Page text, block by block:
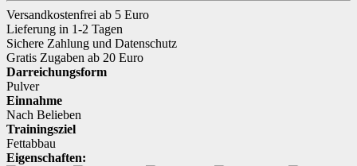
Versandkostenfrei ab 5 Euro
Lieferung in 1-2 Tagen
Sichere Zahlung und Datenschutz
Gratis Zugaben ab 20 Euro
Darreichungsform
Pulver
Einnahme
Nach Belieben
Trainingsziel
Fettabbau
Eigenschaften: